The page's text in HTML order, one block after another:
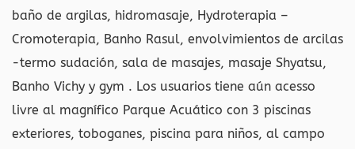
baño de argilas, hidromasaje, Hydroterapia –
Cromoterapia, Banho Rasul, envolvimientos de arcilas
-termo sudación, sala de masajes, masaje Shyatsu,
Banho Vichy y gym . Los usuarios tiene aún acesso
livre al magnífico Parque Acuático con 3 piscinas
exteriores, toboganes, piscina para niños, al campo